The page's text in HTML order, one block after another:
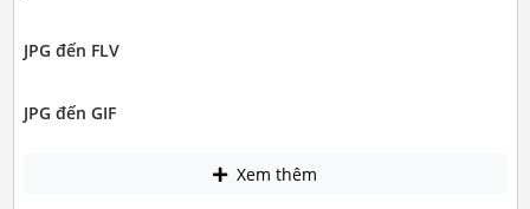
JPG đến FLV
JPG đến GIF
Xem thêm